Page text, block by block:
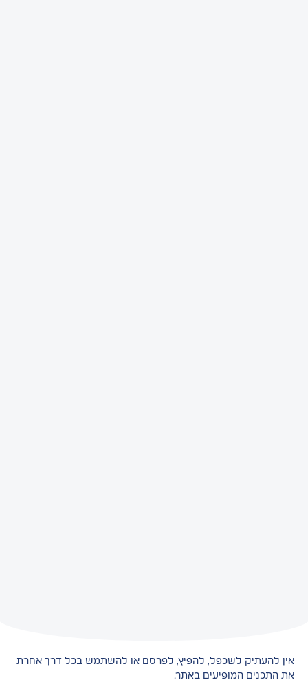
אין להעתיק לשכפל, להפיץ, לפרסם או להשתמש בכל דרך אחרת
את התכנים המופיעים באתר.